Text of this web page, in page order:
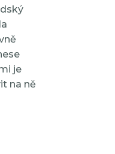
je
na ně